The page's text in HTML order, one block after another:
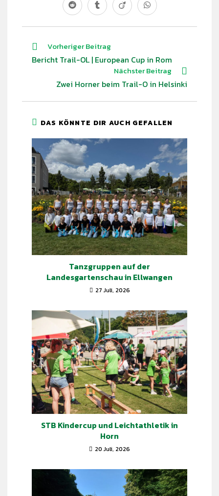
Vorheriger Beitrag
Bericht Trail-OL | European Cup in Rom
Nächster Beitrag
Zwei Horner beim Trail-O in Helsinki
DAS KÖNNTE DIR AUCH GEFALLEN
Tanzgruppen auf der
Landesgartenschau in Ellwangen
27 Juli, 2026
STB Kindercup und Leichtathletik in
Horn
20 Juli, 2026